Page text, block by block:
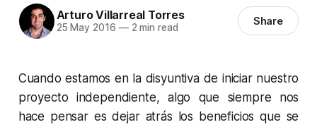
Arturo Villarreal Torres
25 May 2016 —2 min read Share
Cuando estamos en la disyuntiva de iniciar nuestro
proyecto independiente, algo que siempre nos
hace pensar es dejar atrás los beneficios que se